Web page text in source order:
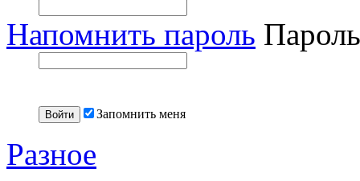
Напомнить пароль
Запомнить меня
Разное